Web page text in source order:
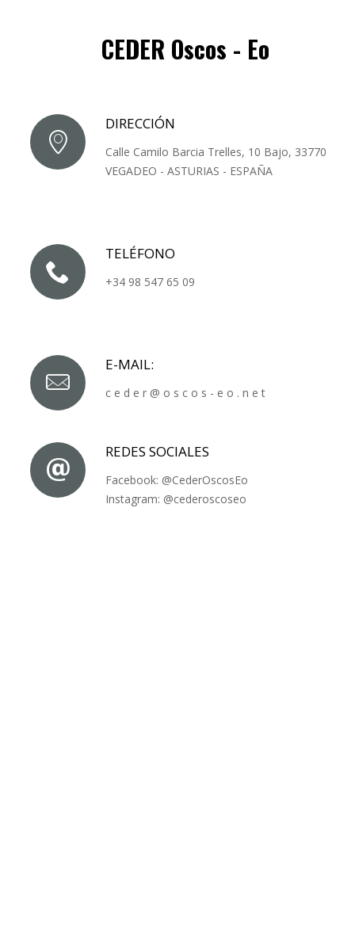
CEDER Oscos - Eo
DIRECCIÓN
Calle Camilo Barcia Trelles, 10 Bajo, 33770
VEGADEO - ASTURIAS - ESPAÑA
TELÉFONO
+34 98 547 65 09
E-MAIL:
c e d e r @ o s c o s - e o . n e t
REDES SOCIALES
Facebook: @CederOscosEo
Instagram: @cederoscoseo